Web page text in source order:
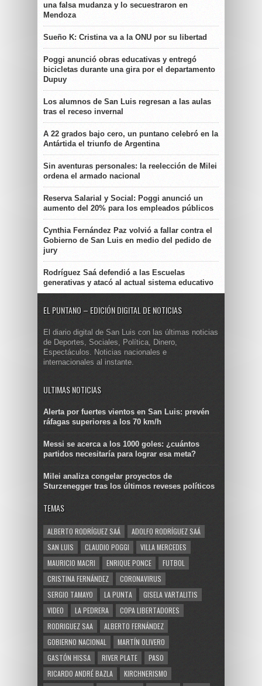
una falsa mudanza y lo secuestraron en
Mendoza
Sueño K: Cristina va a la ONU por su libertad
Poggi anunció obras educativas y entregó
bicicletas durante una gira por el departamento
Dupuy
Los alumnos de San Luis regresan a las aulas
tras el receso invernal
A 22 grados bajo cero, un puntano celebró en la
Antártida el triunfo de Argentina
Sin aventuras personales: la reelección de Milei
ordena el armado nacional
Reserva Salarial y Social: Poggi anunció un
aumento del 20% para los empleados públicos
Cynthia Fernández Paz volvió a fallar contra el
Gobierno de San Luis en medio del pedido de
jury
Rodríguez Saá defendió a las Escuelas
generativas y atacó al actual sistema educativo
EL PUNTANO – EDICIÓN DIGITAL DE NOTICIAS
El diario digital de San Luis con las últimas noticias
de Deportes, Sociales, Política, Dinero,
Espectáculos. Noticias nacionales e
internacionales al instante.
ULTIMAS NOTICIAS
Alerta por fuertes vientos en San Luis: prevén
ráfagas superiores a los 70 km/h
Messi se acerca a los 1000 goles: ¿cuántos
partidos necesitaría para lograr esa meta?
Milei analiza congelar proyectos de
Sturzenegger tras los últimos reveses políticos
TEMAS
ALBERTO RODRÍGUEZ SAÁ
ADOLFO RODRÍGUEZ SAÁ
SAN LUIS
CLAUDIO POGGI
VILLA MERCEDES
MAURICIO MACRI
ENRIQUE PONCE
FUTBOL
CRISTINA FERNÁNDEZ
CORONAVIRUS
SERGIO TAMAYO
LA PUNTA
GISELA VARTALITIS
VIDEO
LA PEDRERA
COPA LIBERTADORES
RODRIGUEZ SAA
ALBERTO FERNÁNDEZ
GOBIERNO NACIONAL
MARTÍN OLIVERO
GASTÓN HISSA
RIVER PLATE
PASO
RICARDO ANDRÉ BAZLA
KIRCHNERISMO